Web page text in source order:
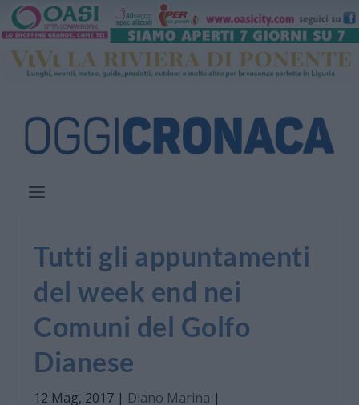
Tutti gli appuntamenti
del week end nei
Comuni del Golfo
Dianese
12 Mag, 2017 | Diano Marina |